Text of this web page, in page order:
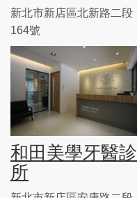
新北市新店區北新路二段
164號
和田美學牙醫診
所